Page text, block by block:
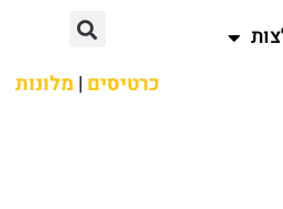
כרטיסים | מלונות